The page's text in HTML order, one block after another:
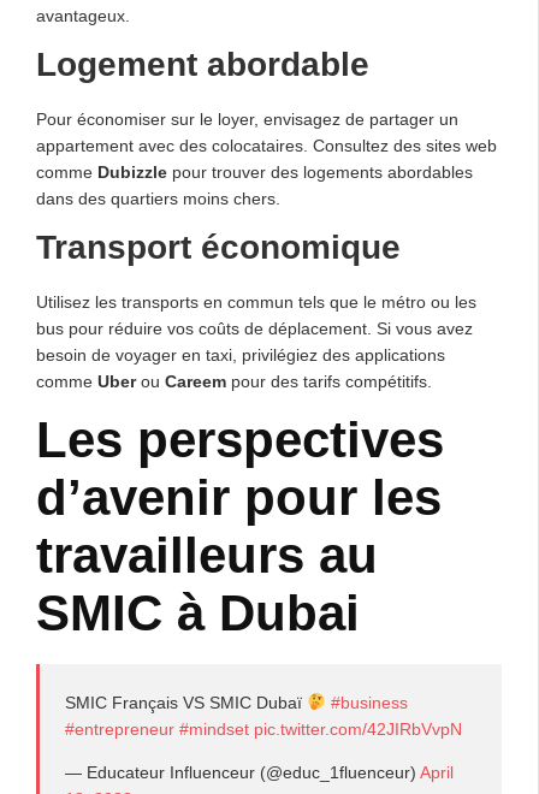
avantageux.
Logement abordable
Pour économiser sur le loyer, envisagez de partager un
appartement avec des colocataires. Consultez des sites web
comme Dubizzle pour trouver des logements abordables
dans des quartiers moins chers.
Transport économique
Utilisez les transports en commun tels que le métro ou les
bus pour réduire vos coûts de déplacement. Si vous avez
besoin de voyager en taxi, privilégiez des applications
comme Uberou Careem pour des tarifs compétitifs.
Les perspectives
d’avenir pour les
travailleurs au
SMIC à Dubai
SMIC Français VS SMIC Dubaï
#business
#entrepreneur #mindset pic.twitter.com/42JIRbVvpN
— Educateur Influenceur (@educ_1fluenceur) April